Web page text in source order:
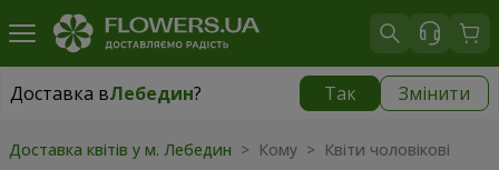
Доставка вЛебедин? Так Змінити
Доставка вЛебедин|
Доставка квітів у м. Лебедин > Кому > Квіти чоловікові